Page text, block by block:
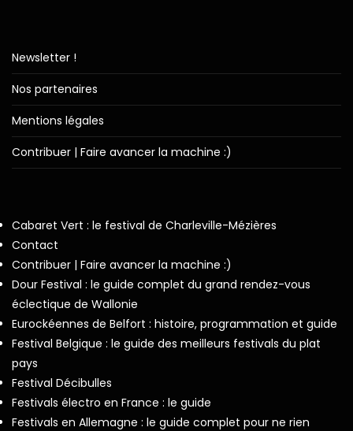
Newsletter !
Nos partenaires
Mentions légales
Contribuer | Faire avancer la machine :)
Cabaret Vert : le festival de Charleville-Mézières
Contact
Contribuer | Faire avancer la machine :)
Dour Festival : le guide complet du grand rendez-vous
éclectique de Wallonie
Eurockéennes de Belfort : histoire, programmation et guide
Festival Belgique : le guide des meilleurs festivals du plat
pays
Festival Décibulles
Festivals électro en France : le guide
Festivals en Allemagne : le guide complet pour ne rien